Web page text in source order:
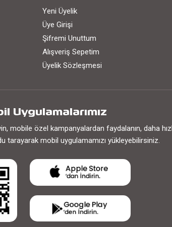
Yeni Üyelik
Üye Girişi
Şifremi Unuttum
Alışveriş Sepetim
Üyelik Sözleşmesi
Uygulamalarımız
mobile özel kampanyalardan faydalanın, daha
tarayarak mobil uygulamamızı yükleyebilirsiniz.